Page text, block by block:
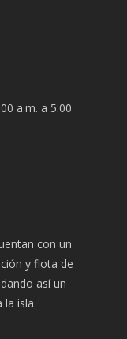
a.m. a 5:00
con un
y flota de
así un
la isla.